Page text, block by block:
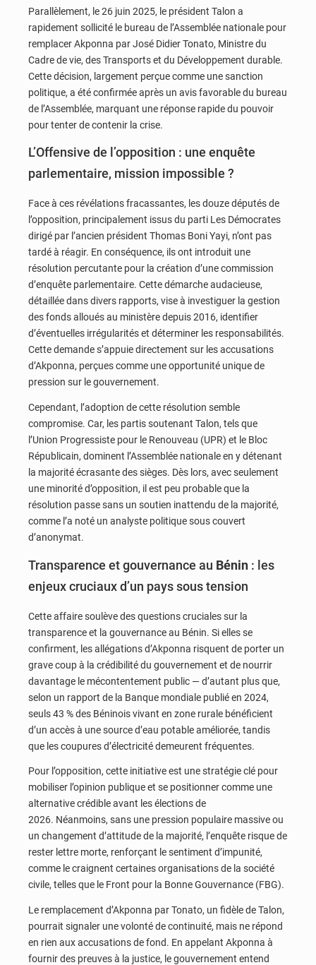
Parallèlement, le 26 juin 2025, le président Talon a
rapidement sollicité le bureau de l’Assemblée nationale pour
remplacer Akponna par José Didier Tonato, Ministre du
Cadre de vie, des Transports et du Développement durable.
Cette décision, largement perçue comme une sanction
politique, a été confirmée après un avis favorable du bureau
de l’Assemblée, marquant une réponse rapide du pouvoir
pour tenter de contenir la crise.
L’Offensive de l’opposition : une enquête
parlementaire, mission impossible ?
Face à ces révélations fracassantes, les douze députés de
l’opposition, principalement issus du parti Les Démocrates
dirigé par l’ancien président Thomas Boni Yayi, n’ont pas
tardé à réagir. En conséquence, ils ont introduit une
résolution percutante pour la création d’une commission
d’enquête parlementaire. Cette démarche audacieuse,
détaillée dans divers rapports, vise à investiguer la gestion
des fonds alloués au ministère depuis 2016, identifier
d’éventuelles irrégularités et déterminer les responsabilités.
Cette demande s’appuie directement sur les accusations
d’Akponna, perçues comme une opportunité unique de
pression sur le gouvernement.
Cependant, l’adoption de cette résolution semble
compromise. Car, les partis soutenant Talon, tels que
l’Union Progressiste pour le Renouveau (UPR) et le Bloc
Républicain, dominent l’Assemblée nationale en y détenant
la majorité écrasante des sièges. Dès lors, avec seulement
une minorité d’opposition, il est peu probable que la
résolution passe sans un soutien inattendu de la majorité,
comme l’a noté un analyste politique sous couvert
d’anonymat.
Transparence et gouvernance au Bénin : les
enjeux cruciaux d’un pays sous tension
Cette affaire soulève des questions cruciales sur la
transparence et la gouvernance au Bénin. Si elles se
confirment, les allégations d’Akponna risquent de porter un
grave coup à la crédibilité du gouvernement et de nourrir
davantage le mécontentement public — d’autant plus que,
selon un rapport de la Banque mondiale publié en 2024,
seuls 43 % des Béninois vivant en zone rurale bénéficient
d’un accès à une source d’eau potable améliorée, tandis
que les coupures d’électricité demeurent fréquentes.
Pour l’opposition, cette initiative est une stratégie clé pour
mobiliser l’opinion publique et se positionner comme une
alternative crédible avant les élections de
2026. Néanmoins, sans une pression populaire massive ou
un changement d’attitude de la majorité, l’enquête risque de
rester lettre morte, renforçant le sentiment d’impunité,
comme le craignent certaines organisations de la société
civile, telles que le Front pour la Bonne Gouvernance (FBG).
Le remplacement d’Akponna par Tonato, un fidèle de Talon,
pourrait signaler une volonté de continuité, mais ne répond
en rien aux accusations de fond. En appelant Akponna à
fournir des preuves à la justice, le gouvernement entend